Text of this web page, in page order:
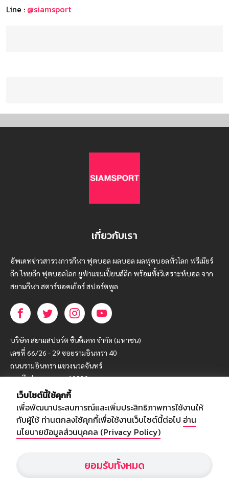
Line : @siamsport
เกี่ยวกับเรา
อัพเดทข่าวสารวงการกีฬา ฟุตบอล ผลบอล ผลฟุตบอลทั่วโลก ฟรีเมียร์
ลีก ไทยลีก ฟุตบอลโลก ยูฟ่าแซมเปี้ยนส์ลีก พร้อมทั้งวิเคราะห์บอล จาก
สยามกีฬา สตาร์ชอคเก้อร์ สปอร์ตพูล
บริษัท สยามสปอร์ต ซินติเคท จำกัด (มหาชน)
เลขที่ 66/26 - 29 ซอยรามอินทรา 40
ถนนรามอินทรา แขวงนวลจันทร์
เขตบึงกุ่ม กรุงเทพฯ 10230
โทร : 02-5088-000
อีเมล์ : webmaster@siamsport.co.th
เว็บไซต์ : www.siamsport.co.th
เว็บไซต์นี้ใช้คุกกี้
เพื่อพัฒนาประสบการณ์และเพิ่มประสิทธิภาพการใช้งานให้
กับผู้ใช้ ท่านตกลงใช้คุกกี้เพื่อใช้งานเว็บไซต์นี้ต่อไป อ่าน
นโยบายข้อมูลส่วนบุคคล (Privacy Policy)
ยอมรับทั้งหมด